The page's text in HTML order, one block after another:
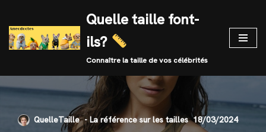
Skip
to
Quelle taille font-
ils?
Connaître la taille de vos célébrités
QuelleTaille 18/03/2024